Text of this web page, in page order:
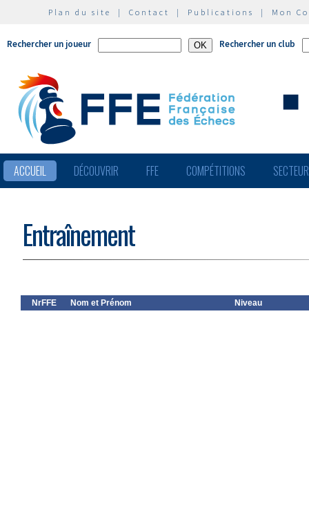
Plan du site | Contact | Publications | Mon
Rechercher un joueur Rechercher un club
ACCUEIL DÉCOUVRIR FFE COMPÉTITIONS
Entraînement
NrFFE Nom et Prénom Niveau